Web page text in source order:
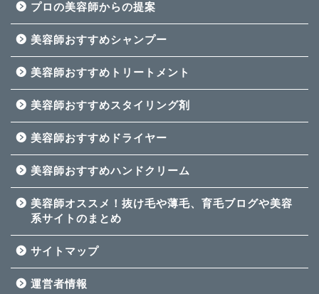
プロの美容師からの提案
美容師おすすめシャンプー
美容師おすすめトリートメント
美容師おすすめスタイリング剤
美容師おすすめドライヤー
美容師おすすめハンドクリーム
美容師オススメ！抜け毛や薄毛、育毛ブログや美容
系サイトのまとめ
サイトマップ
運営者情報